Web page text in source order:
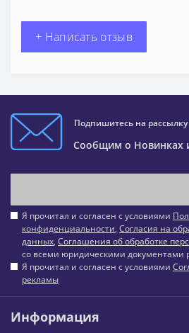
+ Написать отзыв
Подпишитесь на
Сообщим о Новинках
Я прочитал и согласен с условиями
конфиденциальности, Согласия на
данных, Соглашения об обработке
со всеми юридическими
Я прочитал и согласен с условиями
рекламы
Информация